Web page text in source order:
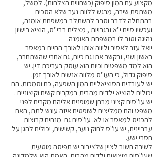
מקצוע עם המון סיפוק (כשחווים הצלחות). למשל,
משתפת שירה, מרגש ללוות נער שלא הסכים
בהתחלה לדבר וסרב להשתלב במשפחת אומנה,
ועכשיו סיים י"א ובגרויות , מצליח בבי"ס, הוציא רישיון
נהיגה וטוב לו במשפחת האומנה.
יואל עזר לאסיר וליווה אותו לאורך החיים במאסר
ראשון ושני, ובקשר אתו גם כיום, גם אחרי שהשתחרר,
הוא למד משפטים וכיום הוא עוסק בעריכת דין. יש
סיפוק גדול, כי העו"ס מלווה אנשים לאורך זמן.
יש לעובדים הסוציאליים המון השפעה, כח וסמכות. הם
יכולים להוציא ילדים מהבית במקרים קשים וקיצוניים .
יש עו"סים קציני מבחן שמופנים אליהם מקרים לפני
משפט והם ממליצים לשופטים איזה עונש לתת, האם
להכניס למאסר או לא. עו"סים גם מנחים קבוצות
עבריינים, יש עו"ס לחוק נוער, קשישים, יכולים להגן על
חסרי ישע.
לשירה חשוב לציין שלציבור יש תפיסה מוטעית